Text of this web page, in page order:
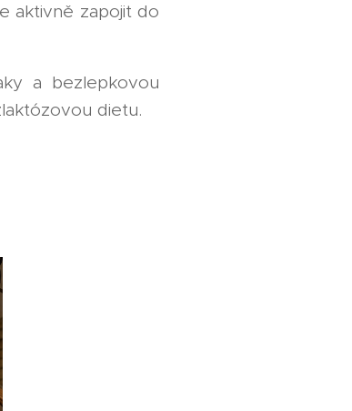
aktivně zapojit do
a bezlepkovou
dietu.